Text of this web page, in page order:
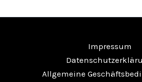
Impressum
Allgemeine